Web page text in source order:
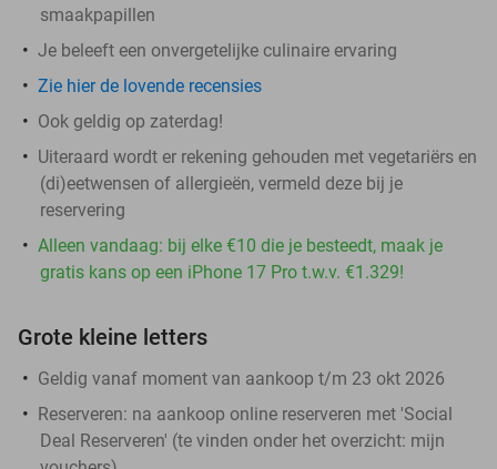
smaakpapillen
Je beleeft een onvergetelijke culinaire ervaring
Zie hier de lovende recensies
Ook geldig op zaterdag!
Uiteraard wordt er rekening gehouden met vegetariërs en
(di)eetwensen of allergieën, vermeld deze bij je
reservering
Alleen vandaag: bij elke €10 die je besteedt, maak je
gratis kans op een iPhone 17 Pro t.w.v. €1.329!
Grote kleine letters
Geldig vanaf moment van aankoop t/m 23 okt 2026
Reserveren: na aankoop online reserveren met 'Social
Deal Reserveren' (te vinden onder het overzicht: mijn